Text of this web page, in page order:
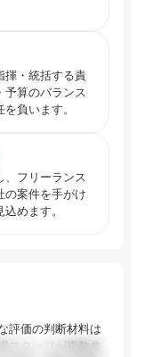
揮・統括する責
予算のバランス
負います。
、フリーランス
の案件を手がけ
めます。
評価の判断材料は
スタッフが複数参